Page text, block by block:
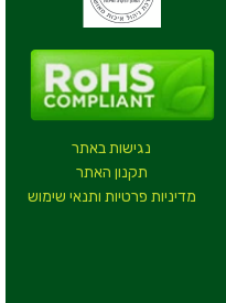
נגישות באתר
תקנון האתר
מדיניות פרטיות ותנאי שימוש